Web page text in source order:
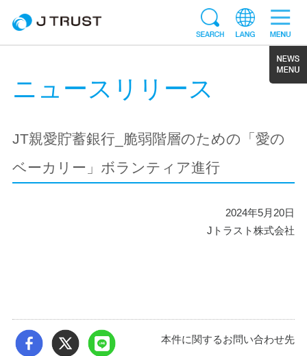
ニュースリリース
JT親愛貯蓄銀行_脆弱階層のための「愛の
ベーカリー」ボランティア進行
2024年5月20日
Jトラスト株式会社
本件に関するお問い合わせ先